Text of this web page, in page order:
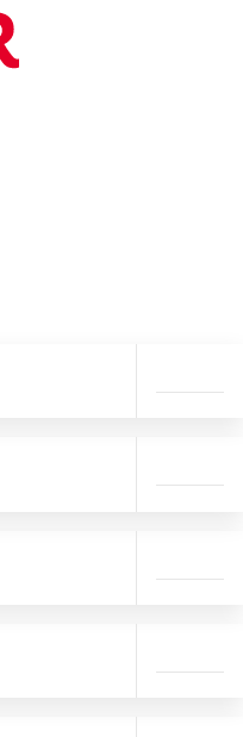
OFERTE DE NERATAT